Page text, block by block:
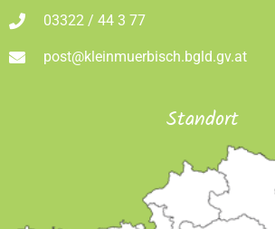
03322 / 44 3 77
post@kleinmuerbisch.bgld.gv.at
Standort